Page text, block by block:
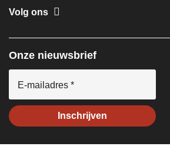
Volg ons
Onze nieuwsbrief
E-mailadres *
Inschrijven